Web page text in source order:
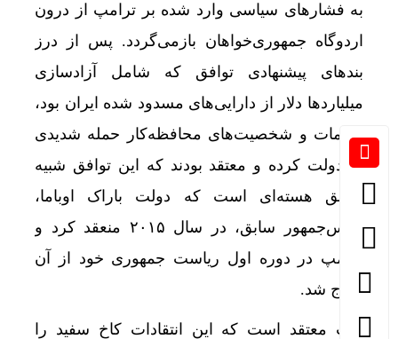
به فشارهای سیاسی وارد شده بر ترامپ از درون
اردوگاه جمهوری‌خواهان بازمی‌گردد. پس از درز
بندهای پیشنهادی توافق که شامل آزادسازی
میلیاردها دلار از دارایی‌های مسدود شده ایران بود،
مقامات و شخصیت‌های محافظه‌کار حمله شدیدی
به دولت کرده و معتقد بودند که این توافق شبیه
توافق هسته‌ای است که دولت باراک اوباما،
رئیس‌جمهور سابق، در سال ۲۰۱۵ منعقد کرد و
ترامپ در دوره اول ریاست جمهوری خود از آن
خارج شد.
بوت معتقد است که این انتقادات کاخ سفید را